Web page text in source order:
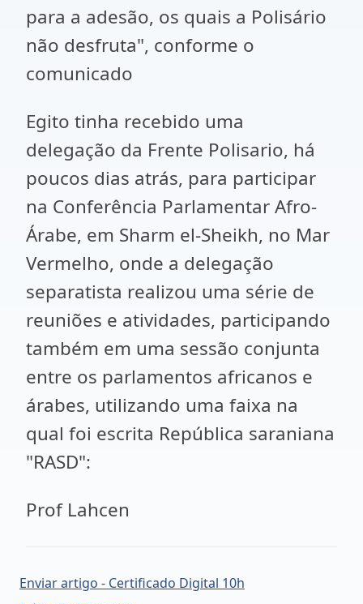
para a adesão, os quais a Polisário
não desfruta", conforme o
comunicado
Egito tinha recebido uma
delegação da Frente Polisario, há
poucos dias atrás, para participar
na Conferência Parlamentar Afro-
Árabe, em Sharm el-Sheikh, no Mar
Vermelho, onde a delegação
separatista realizou uma série de
reuniões e atividades, participando
também em uma sessão conjunta
entre os parlamentos africanos e
árabes, utilizando uma faixa na
qual foi escrita República saraniana
"RASD":
Prof Lahcen
Enviar artigo - Certificado Digital 10h